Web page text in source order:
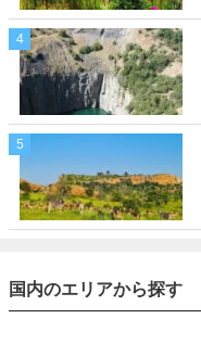
4
5
国内のエリアから探す